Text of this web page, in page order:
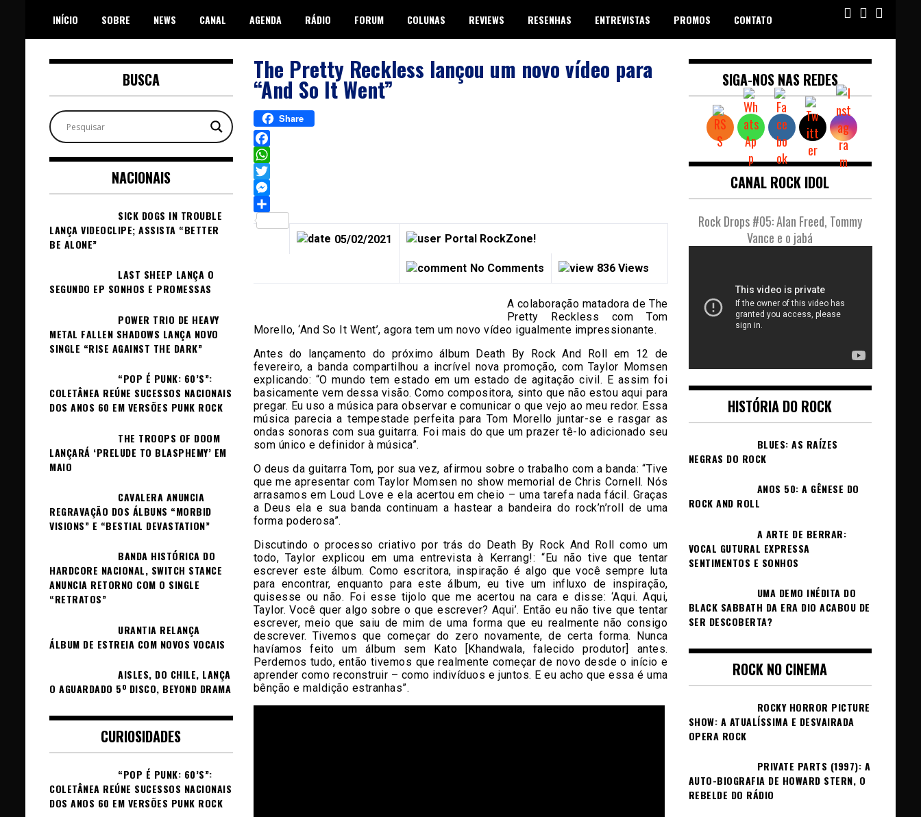
content
INÍCIO SOBRE NEWS CANAL AGENDA RÁDIO FORUM COLUNAS REVIEWS RESENHAS ENTREVISTAS PROMOS CONTATO
The Pretty Reckless lançou um novo vídeo para
“And So It Went”
Share
Facebook
WhatsApp
Twitter
Messenger
Share
05/02/2021 Portal RockZone!
No Comments 836 Views
A colaboração matadora de The
Pretty Reckless com Tom
Morello, ‘And So It Went’, agora tem um novo vídeo igualmente impressionante.
Antes do lançamento do próximo álbum Death By Rock And Roll em 12 de
fevereiro, a banda compartilhou a incrível nova promoção, com Taylor Momsen
explicando: “O mundo tem estado em um estado de agitação civil. E assim foi
basicamente vem dessa visão. Como compositora, sinto que não estou aqui para
pregar. Eu uso a música para observar e comunicar o que vejo ao meu redor. Essa
música parecia a tempestade perfeita para Tom Morello juntar-se e rasgar as
ondas sonoras com sua guitarra. Foi mais do que um prazer tê-lo adicionado seu
som único e definidor à música”.
O deus da guitarra Tom, por sua vez, afirmou sobre o trabalho com a banda: “Tive
que me apresentar com Taylor Momsen no show memorial de Chris Cornell. Nós
arrasamos em Loud Love e ela acertou em cheio – uma tarefa nada fácil. Graças
a Deus ela e sua banda continuam a hastear a bandeira do rock’n’roll de uma
forma poderosa”.
Discutindo o processo criativo por trás do Death By Rock And Roll como um
todo, Taylor explicou em uma entrevista à Kerrang!: “Eu não tive que tentar
escrever este álbum. Como escritora, inspiração é algo que você sempre luta
para encontrar, enquanto para este álbum, eu tive um influxo de inspiração,
quisesse ou não. Foi esse tijolo que me acertou na cara e disse: ‘Aqui. Aqui,
Taylor. Você quer algo sobre o que escrever? Aqui’. Então eu não tive que tentar
escrever, meio que saiu de mim de uma forma que eu realmente não consigo
descrever. Tivemos que começar do zero novamente, de certa forma. Nunca
havíamos feito um álbum sem Kato [Khandwala, falecido produtor] antes.
Perdemos tudo, então tivemos que realmente começar de novo desde o início e
aprender como reconstruir – como indivíduos e juntos. E eu acho que essa é uma
bênção e maldição estranhas”.
BUSCA
NACIONAIS
SICK DOGS IN TROUBLE
LANÇA VIDEOCLIPE; ASSISTA “BETTER
BE ALONE”
LAST SHEEP LANÇA O
SEGUNDO EP SONHOS E PROMESSAS
POWER TRIO DE HEAVY
METAL FALLEN SHADOWS LANÇA NOVO
SINGLE “RISE AGAINST THE DARK”
“POP É PUNK: 60’S”:
COLETÂNEA REÚNE SUCESSOS NACIONAIS
DOS ANOS 60 EM VERSÕES PUNK ROCK
THE TROOPS OF DOOM
LANÇARÁ ‘PRELUDE TO BLASPHEMY’ EM
MAIO
CAVALERA ANUNCIA
REGRAVAÇÃO DOS ÁLBUNS “MORBID
VISIONS” E “BESTIAL DEVASTATION”
BANDA HISTÓRICA DO
HARDCORE NACIONAL, SWITCH STANCE
ANUNCIA RETORNO COM O SINGLE
“RETRATOS”
URANTIA RELANÇA
ÁLBUM DE ESTREIA COM NOVOS VOCAIS
AISLES, DO CHILE, LANÇA
O AGUARDADO 5º DISCO, BEYOND DRAMA
CURIOSIDADES
“POP É PUNK: 60’S”:
COLETÂNEA REÚNE SUCESSOS NACIONAIS
DOS ANOS 60 EM VERSÕES PUNK ROCK
SIGA-NOS NAS REDES
CANAL ROCK IDOL
Rock Drops #05: Alan Freed, Tommy
Vance e o jabá
HISTÓRIA DO ROCK
BLUES: AS RAÍZES
NEGRAS DO ROCK
ANOS 50: A GÊNESE DO
ROCK AND ROLL
A ARTE DE BERRAR:
VOCAL GUTURAL EXPRESSA
SENTIMENTOS E SONHOS
UMA DEMO INÉDITA DO
BLACK SABBATH DA ERA DIO ACABOU DE
SER DESCOBERTA?
ROCK NO CINEMA
ROCKY HORROR PICTURE
SHOW: A ATUALÍSSIMA E DESVAIRADA
OPERA ROCK
PRIVATE PARTS (1997): A
AUTO-BIOGRAFIA DE HOWARD STERN, O
REBELDE DO RÁDIO